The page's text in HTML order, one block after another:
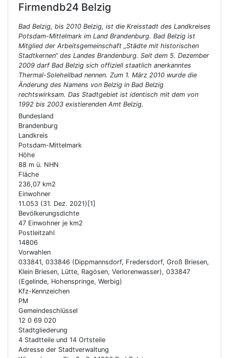
Firmendb24 Belzig
Bad Belzig, bis 2010 Belzig, ist die Kreisstadt des Landkreises
Potsdam-Mittelmark im Land Brandenburg. Bad Belzig ist
Mitglied der Arbeitsgemeinschaft „Städte mit historischen
Stadtkernen“ des Landes Brandenburg. Seit dem 5. Dezember
2009 darf Bad Belzig sich offiziell staatlich anerkanntes
Thermal-Soleheilbad nennen. Zum 1. März 2010 wurde die
Änderung des Namens von Belzig in Bad Belzig
rechtswirksam. Das Stadtgebiet ist identisch mit dem von
1992 bis 2003 existierenden Amt Belzig.
Bundesland
Brandenburg
Landkreis
Potsdam-Mittelmark
Höhe
88 m ü. NHN
Fläche
236,07 km2
Einwohner
11.053 (31. Dez. 2021)[1]
Bevölkerungsdichte
47 Einwohner je km2
Postleitzahl
14806
Vorwahlen
033841, 033846 (Dippmannsdorf, Fredersdorf, Groß Briesen,
Klein Briesen, Lütte, Ragösen, Verlorenwasser), 033847
(Egelinde, Hohenspringe, Werbig)
Kfz-Kennzeichen
PM
Gemeindeschlüssel
12 0 69 020
Stadtgliederung
4 Stadtteile und 14 Ortsteile
Adresse der Stadtverwaltung